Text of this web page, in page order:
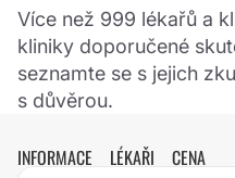
Více než 999 lékařů a
kliniky doporučené
seznamte se s jejich
s důvěrou.
INFORMACE LÉKAŘI CENA